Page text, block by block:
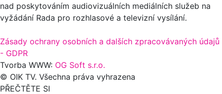
nad poskytováním audiovizuálních mediálních služeb na
vyžádání Rada pro rozhlasové a televizní vysílání.
Zásady ochrany osobních a dalších zpracovávaných údajů
- GDPR
Tvorba WWW: OG Soft s.r.o.
© OIK TV. Všechna práva vyhrazena
PŘEČTĚTE SI